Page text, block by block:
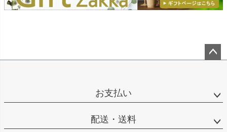
お支払い
配送・送料